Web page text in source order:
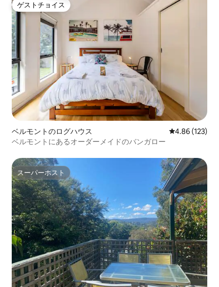
ゲストチョイス
ゲストチョイス
ベルモントのログハウス レビュー123
4.86 (123)
ベルモントにあるオーダーメイドのバンガロー
スーパーホスト
スーパーホスト